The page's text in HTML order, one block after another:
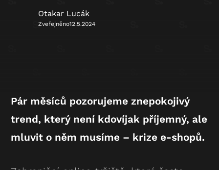
Otakar Lucák
Zveřejněno12.5.2024
Pár měsíců pozorujeme znepokojivý
trend, který není kdovíjak příjemný, ale
mluvit o něm musíme – krize e-shopů.